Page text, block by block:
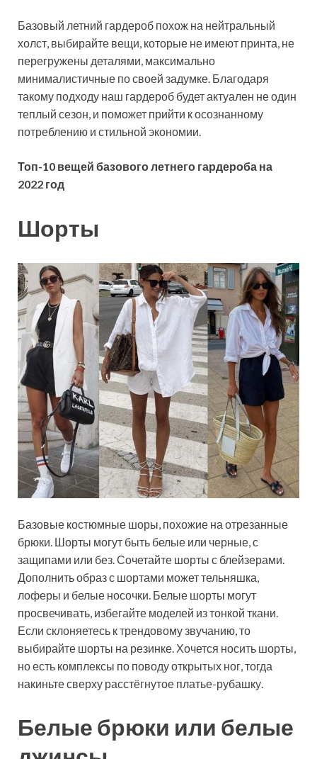
Базовый летний гардероб похож на нейтральный
холст, выбирайте вещи, которые не имеют принта, не
перегружены деталями, максимально
минималистичные по своей задумке. Благодаря
такому подходу наш гардероб будет актуален не один
теплый сезон, и поможет прийти к осознанному
потреблению и стильной экономии.
Топ-10 вещей базового летнего гардероба на
2022 год
Шорты
Базовые костюмные шоры, похожие на отрезанные
брюки. Шорты могут быть белые или черные, с
защипами или без. Сочетайте шорты с блейзерами.
Дополнить образ с шортами может тельняшка,
лоферы и белые носочки. Белые шорты могут
просвечивать, избегайте моделей из тонкой ткани.
Если склоняетесь к трендовому звучанию, то
выбирайте шорты на резинке. Хочется носить шорты,
но есть комплексы по поводу открытых ног, тогда
накиньте сверху расстёгнутое платье-рубашку.
Белые брюки или белые